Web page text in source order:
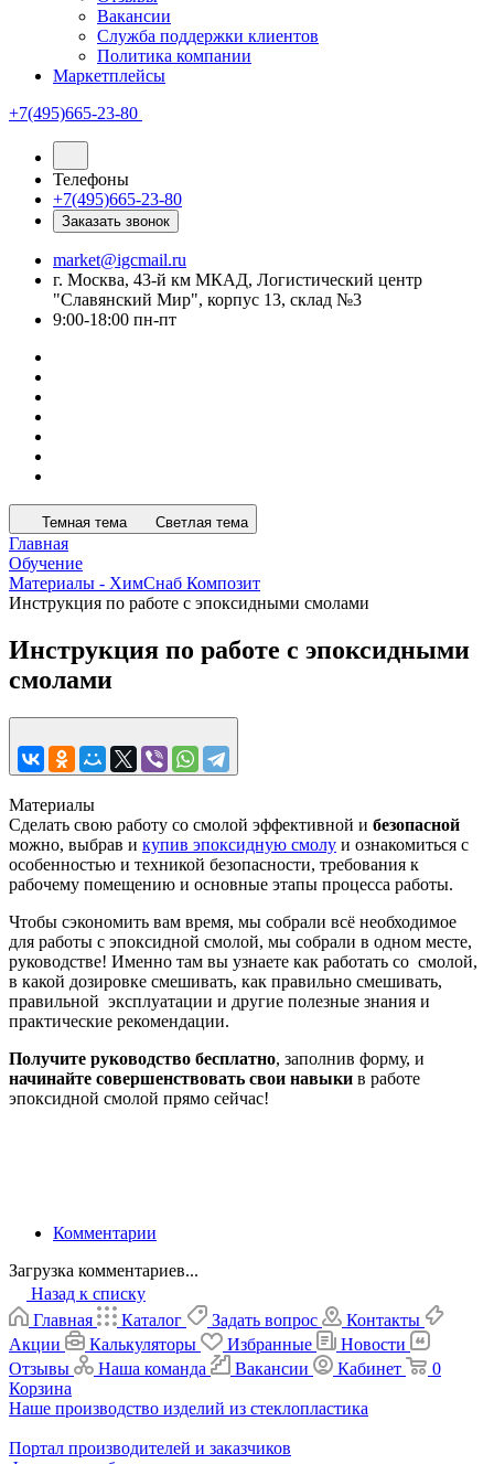
Вакансии
Служба поддержки клиентов
Политика компании
Маркетплейсы
+7(495)665-23-80
Телефоны
+7(495)665-23-80
Заказать звонок
market@igcmail.ru
г. Москва, 43-й км МКАД, Логистический центр
"Славянский Мир", корпус 13, склад №3
9:00-18:00 пн-пт
Темная тема Светлая тема
Главная
Обучение
Материалы - ХимСнаб Композит
Инструкция по работе с эпоксидными смолами
Инструкция по работе с эпоксидными
смолами
Материалы
Сделать свою работу со смолой эффективной и безопасной
можно, выбрав и купив эпоксидную смолу и ознакомиться с
особенностью и техникой безопасности, требования к
рабочему помещению и основные этапы процесса работы.
Чтобы сэкономить вам время, мы собрали всё необходимое
для работы с эпоксидной смолой, мы собрали в одном месте,
руководстве! Именно там вы узнаете как работать со смолой,
в какой дозировке смешивать, как правильно смешивать,
правильной эксплуатации и другие полезные знания и
практические рекомендации.
Получите руководство бесплатно, заполнив форму, и
начинайте совершенствовать свои навыки в работе
эпоксидной смолой прямо сейчас!
Комментарии
Загрузка комментариев...
Назад к списку
Главная
Каталог Задать вопрос
Контакты
Акции
Калькуляторы Избранные
Новости
Отзывы
Наша команда Вакансии Кабинет
0
Корзина
Наше производство изделий из стеклопластика
Портал производителей и заказчиков